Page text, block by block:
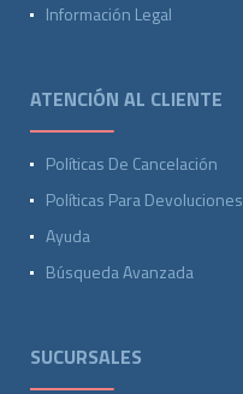
Información Legal
ATENCIÓN AL CLIENTE
Políticas De Cancelación
Políticas Para Devoluciones
Ayuda
Búsqueda Avanzada
SUCURSALES